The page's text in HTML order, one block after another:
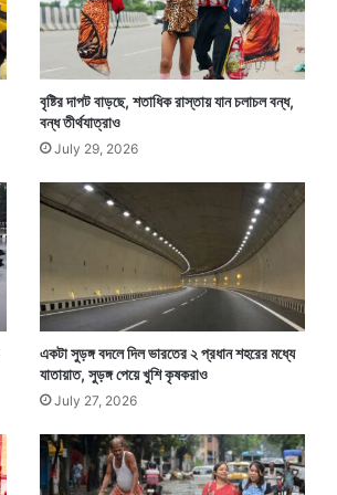
বৃষ্টির দাপট বাড়ছে, শতাধিক রাস্তায় যান চলাচল বন্ধ,
বন্ধ তীর্থযাত্রাও
July 29, 2026
একটা সুড়ঙ্গ বদলে দিল ভারতের ২ প্রধান শহরের মধ্যে
যাতায়াত, সুড়ঙ্গ পেয়ে খুশি কৃষকরাও
July 27, 2026